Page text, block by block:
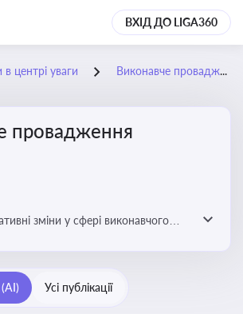
ВХІД ДО LIGA360
в центрі уваги Виконавче провадження
провадження
зміни у сфері виконавчого
діяльності державних і
Усі публікації